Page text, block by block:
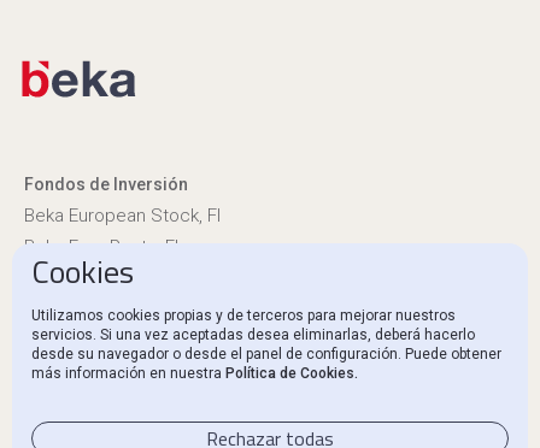
Fondos de Inversión
Beka European Stock, FI
Beka Euro Renta, FI
Canal Ético y Denuncias
Cookies
Utilizamos cookies propias y de terceros para mejorar nuestros
servicios. Si una vez aceptadas desea eliminarlas, deberá hacerlo
desde su navegador o desde el panel de configuración. Puede obtener
más información en nuestra Política de Cookies.
Rechazar todas